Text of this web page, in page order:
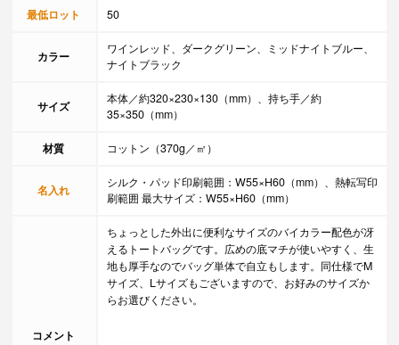
最低ロット 50
カラー
ワインレッド、ダークグリーン、ミッドナイトブルー、
ナイトブラック
サイズ
本体／約320×230×130（mm）、持ち手／約
35×350（mm）
材質 コットン（370g／㎡）
名入れ
シルク・パッド印刷範囲：W55×H60（mm）、熱転写印
刷範囲 最大サイズ：W55×H60（mm）
コメント
ちょっとした外出に便利なサイズのバイカラー配色が冴
えるトートバッグです。広めの底マチが使いやすく、生
地も厚手なのでバッグ単体で自立もします。同仕様でM
サイズ、Lサイズもございますので、お好みのサイズか
らお選びください。